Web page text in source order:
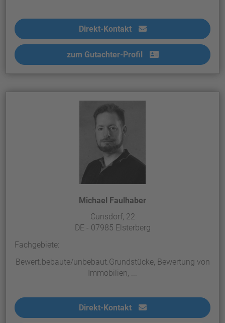
Direkt-Kontakt
zum Gutachter-Profil
Michael Faulhaber
Cunsdorf, 22
DE - 07985 Elsterberg
Fachgebiete:
Bewert.bebaute/unbebaut.Grundstücke, Bewertung von
Immobilien, ...
Direkt-Kontakt